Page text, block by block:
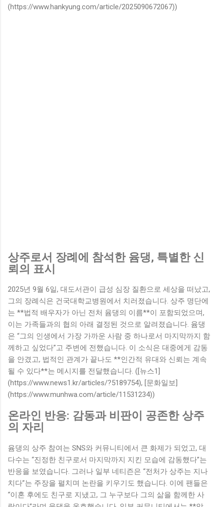
(https://www.hankyung.com/article/2025090672067))
상주로서 장례에 참석한 윰댕, 특별한 신
뢰의 표시
2025년 9월 6일, 대도서관이 급성 심장 질환으로 세상을 떠났고,
그의 장례식은 건국대학교병원에서 치러졌습니다. 상주 명단에
는 **법적 배우자가 아닌 전처 윰댕의 이름**이 포함되었으며,
이는 가족들과의 협의 아래 결정된 것으로 알려졌습니다. 윰댕
은 “그의 인생에서 가장 가까운 사람 중 하나로서 마지막까지 함
께하고 싶었다”고 주변에 전했습니다. 이 소식은 대중에게 감동
을 안겼고, 법적인 관계가 끝나도 **인간적 유대와 신뢰는 계속
될 수 있다**는 메시지를 전달했습니다. ([뉴스1]
(https://www.news1.kr/articles/?5189754), [문화일보]
(https://www.munhwa.com/article/11531234))
온라인 반응: 감동과 비판이 공존한 상주
의 자리
윰댕의 상주 참여는 SNS와 커뮤니티에서 큰 화제가 되었고, 대
다수는 “진정한 친구로서 마지막까지 지킨 모습에 감동했다”는
반응을 보였습니다. 그러나 일부 네티즌은 “전처가 상주는 지나
치다”는 주장을 펼치며 논란을 키우기도 했습니다. 이에 팬들은
“이혼 후에도 친구로 지냈고, 그 누구보다 그의 삶을 함께한 사